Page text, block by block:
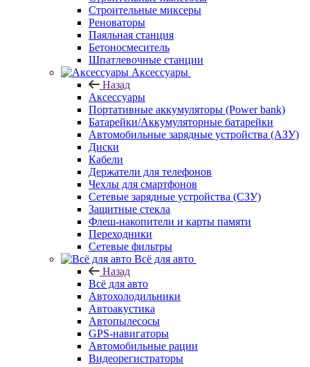
Строительные миксеры
Реноваторы
Паяльная станция
Бетоносмеситель
Шпатлевочные станции
Аксессуары
Назад
Аксессуары
Портативные аккумуляторы (Power bank)
Батарейки/Аккумуляторные батарейки
Автомобильные зарядные устройства (АЗУ)
Диски
Кабели
Держатели для телефонов
Чехлы для смартфонов
Сетевые зарядные устройства (СЗУ)
Защитные стекла
Флеш-накопители и карты памяти
Переходники
Сетевые фильтры
Всё для авто
Назад
Всё для авто
Автохолодильники
Автоакустика
Автопылесосы
GPS-навигаторы
Автомобильные рации
Видеорегистраторы